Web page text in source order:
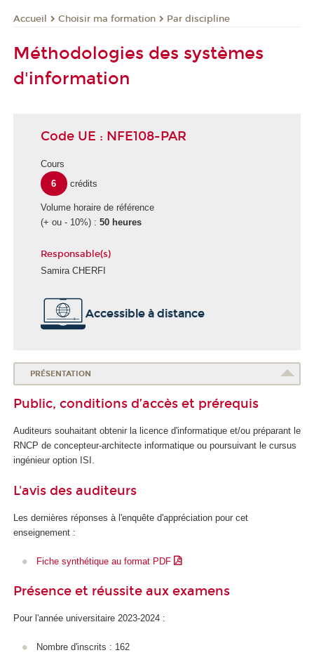
Accueil Choisir ma formation Par discipline
Méthodologies des systèmes
d'information
Code UE : NFE108-PAR
Cours
6
crédits
Volume horaire de référence
(+ ou - 10%) : 50 heures
Responsable(s)
Samira CHERFI
É
o
d
u
n
m
é
r
q
e
e
d
l
I
Accessible à distance
PRÉSENTATION
Public, conditions d’accès et prérequis
Auditeurs souhaitant obtenir la licence d'informatique et/ou préparant le
RNCP de concepteur-architecte informatique ou poursuivant le cursus
ingénieur option ISI.
L'avis des auditeurs
Les dernières réponses à l'enquête d'appréciation pour cet
enseignement :
Fiche synthétique au format PDF
Présence et réussite aux examens
Pour l'année universitaire 2023-2024 :
Nombre d'inscrits : 162